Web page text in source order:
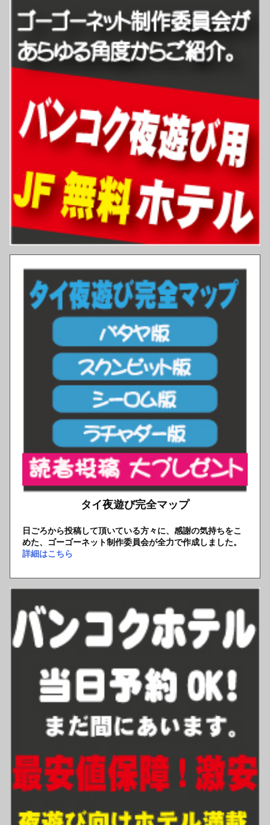
タイ夜遊び完全マップ
日ごろから投稿して頂いている方々に、感謝の気持ちをこ
めた、ゴーゴーネット制作委員会が全力で作成しました。
詳細はこちら